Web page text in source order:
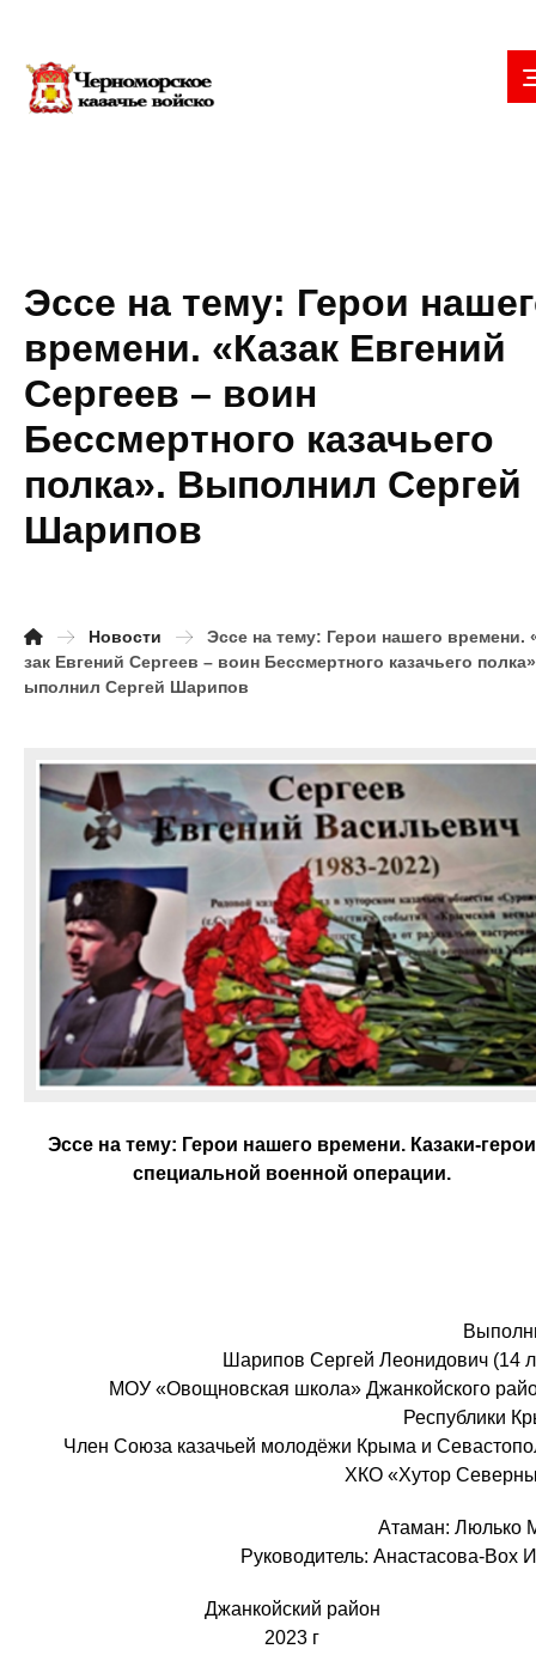
Эссе на тему: Герои
времени. «Казак Евгений
Сергеев – воин
Бессмертного казачьего
полка». Выполнил Сергей
Шарипов
Новости
Эссе на тему: Герои нашего времени.
зак Евгений Сергеев – воин Бессмертного казачьего
ыполнил Сергей Шарипов
Эссе на тему: Герои нашего времени. Казаки-герои
специальной военной операции.
Шарипов Сергей Леонидович (14
МОУ «Овощновская школа» Джанкойского
Республики
Член Союза казачьей молодёжи Крыма и
ХКО «Хутор
Атаман: Люлько
Руководитель: Анастасова-Вох
Джанкойский район
2023 г